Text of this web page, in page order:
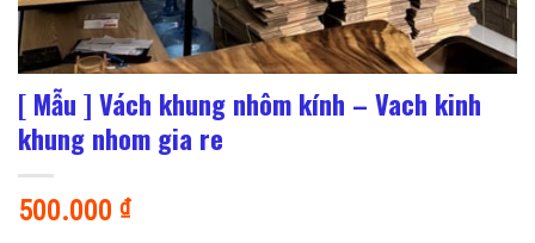
[ Mẫu ] Vách khung nhôm kính – Vach kinh
khung nhom gia re
500.000 ₫